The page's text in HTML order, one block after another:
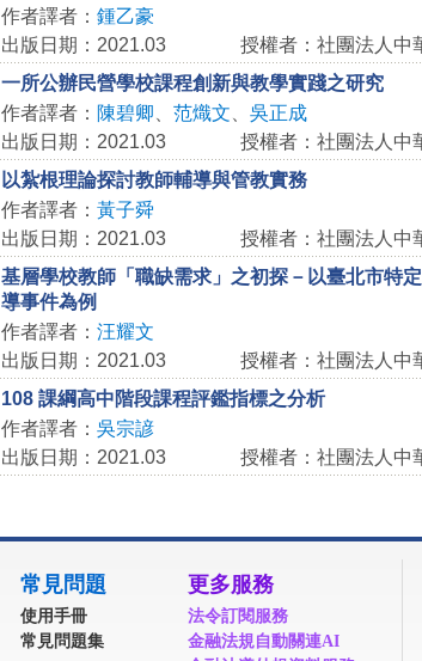
作者譯者： 鍾乙豪
出版日期：2021.03
授權者：社團法人中
一所公辦民營學校課程創新與教學實踐之研究
作者譯者： 陳碧卿 范熾文
吳正成
出版日期：2021.03
授權者：社團法人中
以紮根理論探討教師輔導與管教實務
作者譯者： 黃子舜
出版日期：2021.03
授權者：社團法人中
基層學校教師「職缺需求」之初探－以臺北市特
導事件為例
作者譯者： 汪耀文
出版日期：2021.03
授權者：社團法人中
108 課綱高中階段課程評鑑指標之分析
作者譯者： 吳宗諺
出版日期：2021.03
授權者：社團法人中
常見問題
使用手冊
常見問題集
更多服務
法令訂閱服務
金融法規自動關連AI